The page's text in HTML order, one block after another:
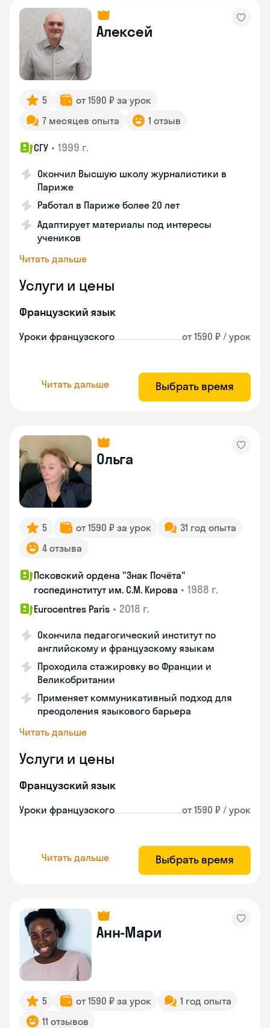
Алексей
5
от 1590 ₽ за урок
7 месяцев опыта
1 отзыв
СГУ • 1999 г.
Окончил Высшую школу журналистики в
Париже
Работал в Париже более 20 лет
Адаптирует материалы под интересы
учеников
Читать дальше
Услуги и цены
Французский язык
Уроки французского от 1590 ₽ / урок
Читать дальше Выбрать время
Ольга
5 от 1590 ₽ за урок
31 год опыта
4 отзыва
Псковский ордена "Знак Почёта"
госпединститут им. С.М. Кирова • 1988 г.
Eurocentres Paris • 2018 г.
Окончила педагогический институт по
английскому и французскому языкам
Проходила стажировку во Франции и
Великобритании
Применяет коммуникативный подход для
преодоления языкового барьера
Читать дальше
Услуги и цены
Французский язык
Уроки французского от 1590 ₽ / урок
Читать дальше Выбрать время
Анн-Мари
5 от 1590 ₽ за урок
1 год опыта
11 отзывов